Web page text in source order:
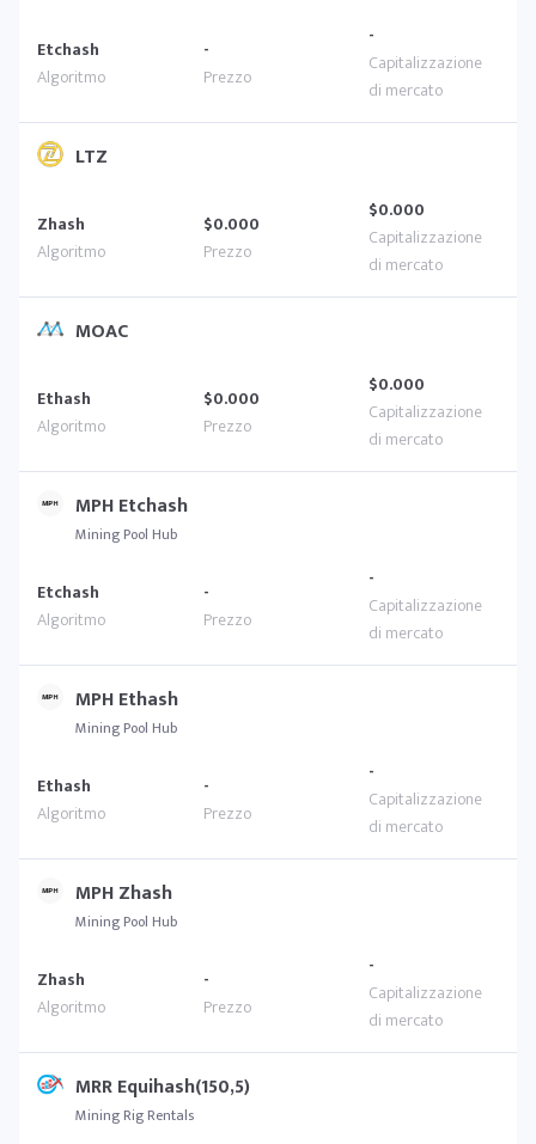
Etchash - -
LTZ
Zhash $0.000 $0.000
MOAC
Ethash $0.000 $0.000
MPH Etchash
Mining Pool Hub
Etchash - -
MPH Ethash
Mining Pool Hub
Ethash - -
MPH Zhash
Mining Pool Hub
Zhash - -
MRR Equihash(150,5)
Mining Rig Rentals